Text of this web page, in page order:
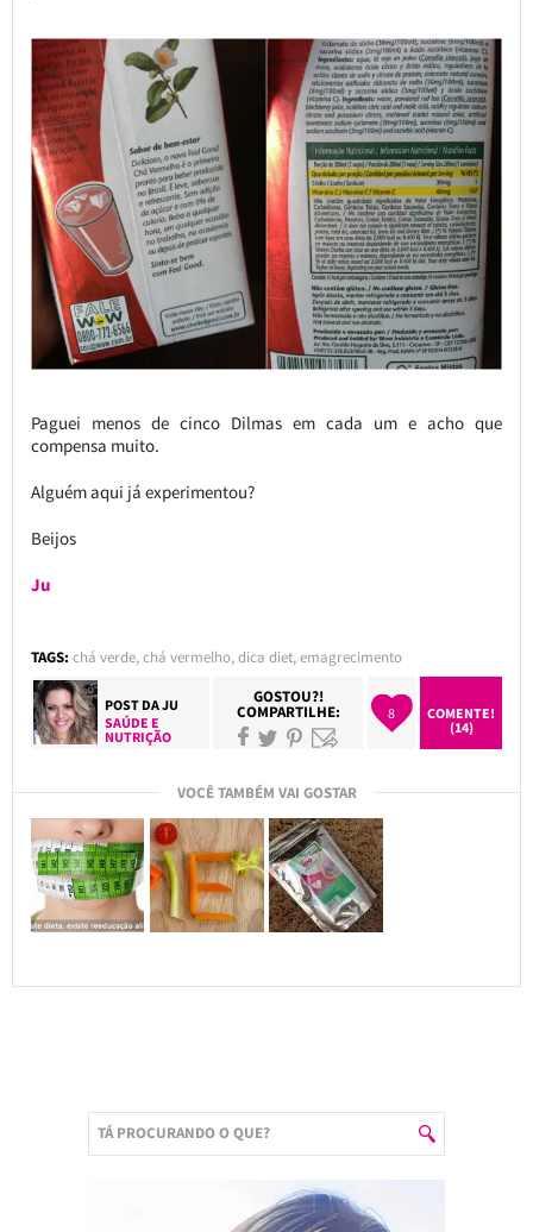
Paguei menos de cinco Dilmas em cada um e acho que
compensa muito.
Alguém aqui já experimentou?
Beijos
Ju
TAGS: chá verde,chá vermelho,dica diet,emagrecimento
POST DAJU
SAÚDE E
NUTRIÇÃO
GOSTOU?!
COMPARTILHE: 8
COMENTE!
(14)
VOCÊ TAMBÉM VAI GOSTAR